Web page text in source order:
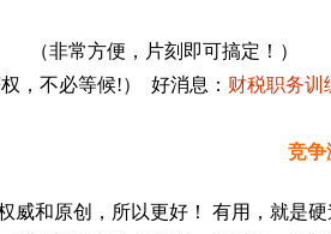
（非常方便，片刻即可搞定！）
，不必等候!） 好消息： 财税职务训
竞争激烈
威和原创，所以更好！ 有用，就是硬